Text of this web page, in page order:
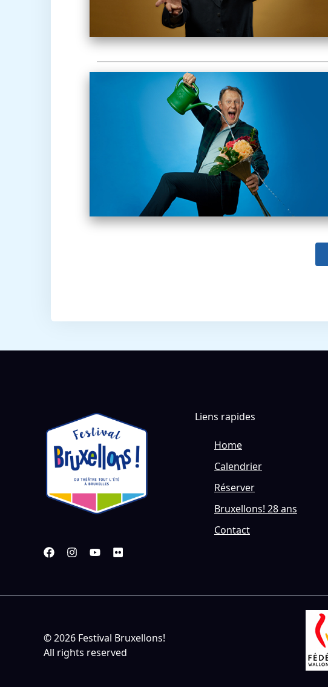
Liens rapides
Home
Calendrier
Réserver
Bruxellons! 28 ans
Contact
© 2026 Festival Bruxellons!
All rights reserved